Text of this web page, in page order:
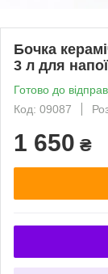
Бочка
3 л для
Готово до
Код: 09087
1 650 ₴